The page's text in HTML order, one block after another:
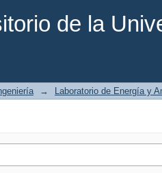
de la
→ Laboratorio de Energía y